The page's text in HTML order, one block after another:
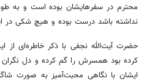
محترم در سفرهایشان بوده است و به
نداشته باشد درست بوده و هیچ شکی
حضرت آیت‌الله نجفی با ذکر خاطره‌ای از
کرده بود همسرش را گم کرده و دل
ایشان با نگاهی محبت‌آمیز به صورت